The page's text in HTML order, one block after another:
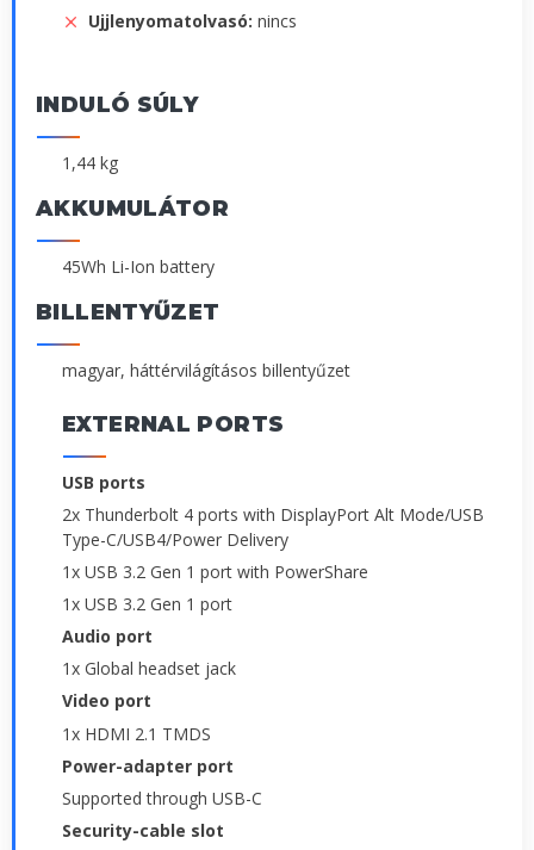
Ujjlenyomatolvasó: nincs
INDULÓ SÚLY
1,44 kg
AKKUMULÁTOR
45Wh Li-Ion battery
BILLENTYŰZET
magyar, háttérvilágításos billentyűzet
EXTERNAL PORTS
USB ports
2x Thunderbolt 4 ports with DisplayPort Alt Mode/USB
Type-C/USB4/Power Delivery
1x USB 3.2 Gen 1 port with PowerShare
1x USB 3.2 Gen 1 port
Audio port
1x Global headset jack
Video port
1x HDMI 2.1 TMDS
Power-adapter port
Supported through USB-C
Security-cable slot